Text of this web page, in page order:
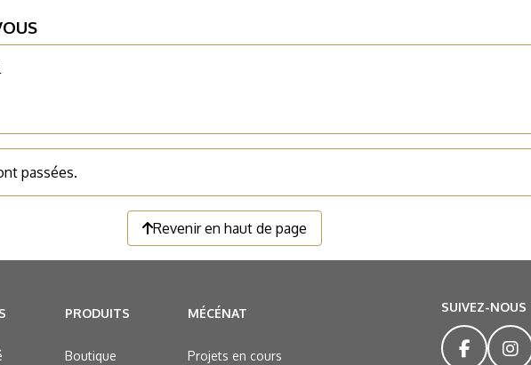
passées.
Revenir en haut de page
PRODUITS
Boutique
MÉCÉNAT
Projets en cours
SUIVEZ-NOUS